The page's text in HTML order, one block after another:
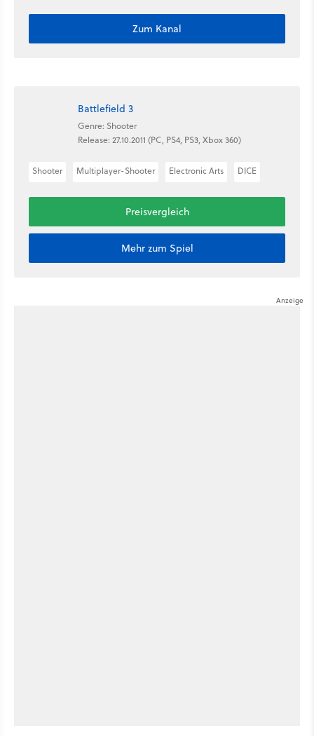
Zum Kanal
Battlefield 3
Genre: Shooter
Release: 27.10.2011 (PC, PS4, PS3, Xbox 360)
Shooter Multiplayer-Shooter Electronic Arts DICE
Preisvergleich
Mehr zum Spiel